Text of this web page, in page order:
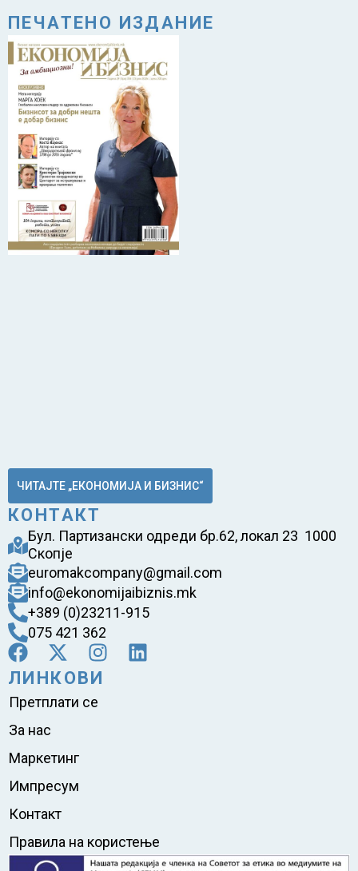
ПЕЧАТЕНО ИЗДАНИЕ
ЧИТАЈТЕ „ЕКОНОМИЈА И БИЗНИС“
КОНТАКТ
Бул. Партизански одреди бр.62, локал 23 1000
Скопје
euromakcompany@gmail.com
info@ekonomijaibiznis.mk
+389 (0)23211-915
075 421 362
ЛИНКОВИ
Претплати се
За нас
Маркетинг
Импресум
Контакт
Правила на користење